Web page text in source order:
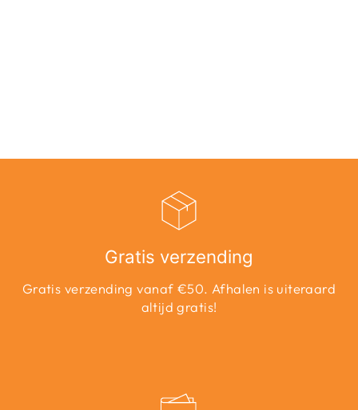
Gratis verzending
Gratis verzending vanaf €50. Afhalen is uiteraard
altijd gratis!